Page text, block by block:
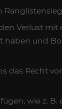
Verlust mit
haben und
das Recht
wie z. B.